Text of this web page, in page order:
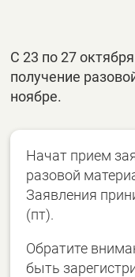
С 23 по 27
получение
ноябре.
Начат прием
разовой
Заявления
(пт).
Обратите
быть